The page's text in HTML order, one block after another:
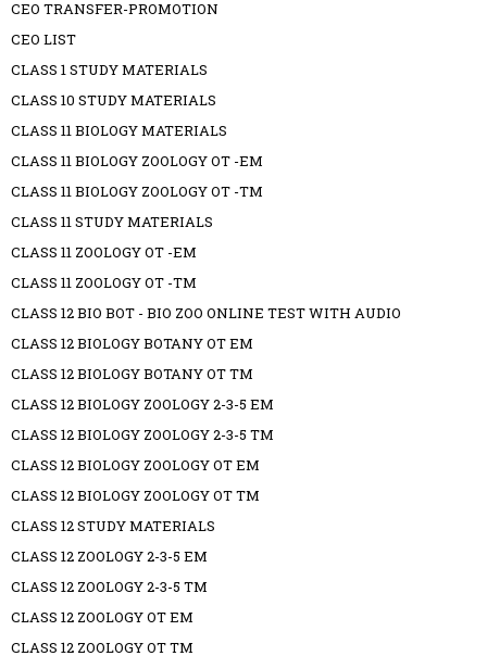
CEO TRANSFER-PROMOTION
CEO LIST
CLASS 1 STUDY MATERIALS
CLASS 10 STUDY MATERIALS
CLASS 11 BIOLOGY MATERIALS
CLASS 11 BIOLOGY ZOOLOGY OT -EM
CLASS 11 BIOLOGY ZOOLOGY OT -TM
CLASS 11 STUDY MATERIALS
CLASS 11 ZOOLOGY OT -EM
CLASS 11 ZOOLOGY OT -TM
CLASS 12 BIO BOT - BIO ZOO ONLINE TEST WITH AUDIO
CLASS 12 BIOLOGY BOTANY OT EM
CLASS 12 BIOLOGY BOTANY OT TM
CLASS 12 BIOLOGY ZOOLOGY 2-3-5 EM
CLASS 12 BIOLOGY ZOOLOGY 2-3-5 TM
CLASS 12 BIOLOGY ZOOLOGY OT EM
CLASS 12 BIOLOGY ZOOLOGY OT TM
CLASS 12 STUDY MATERIALS
CLASS 12 ZOOLOGY 2-3-5 EM
CLASS 12 ZOOLOGY 2-3-5 TM
CLASS 12 ZOOLOGY OT EM
CLASS 12 ZOOLOGY OT TM